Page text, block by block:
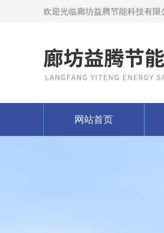
欢迎光临廊坊益腾节能科技有限
网站首页